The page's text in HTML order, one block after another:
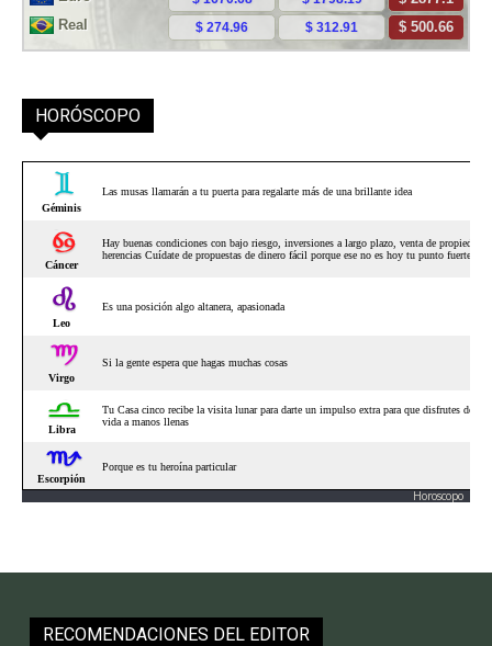
HORÓSCOPO
Horoscopo
RECOMENDACIONES DEL EDITOR